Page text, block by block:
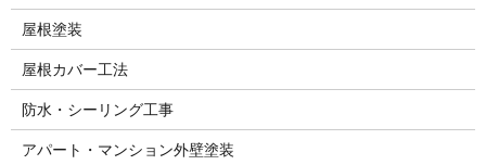
屋根塗装
屋根カバー工法
防水・シーリング工事
アパート・マンション外壁塗装